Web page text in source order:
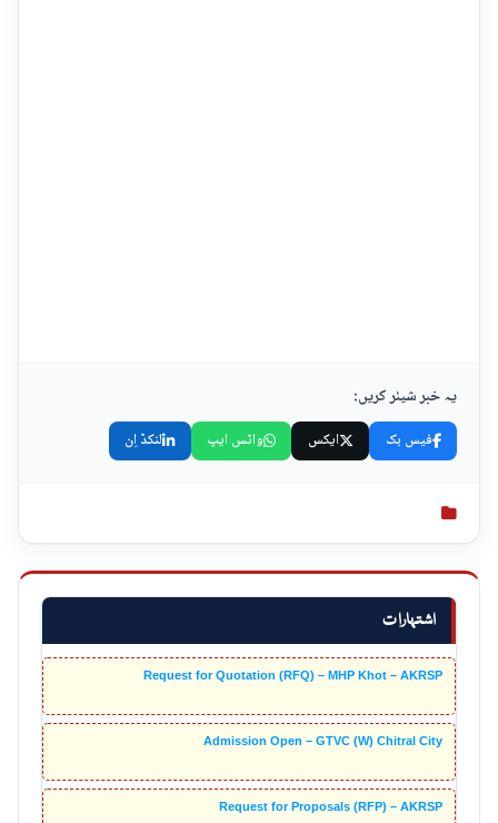
اشتہارات
Request for Quotation (RFQ) – MHP Khot – AKRSP
Admission Open – GTVC (W) Chitral City
Request for Proposals (RFP) – AKRSP
یہ خبر شیئر کریں:
فیس بک ایکس واٹس ایپ لنکڈ اِن